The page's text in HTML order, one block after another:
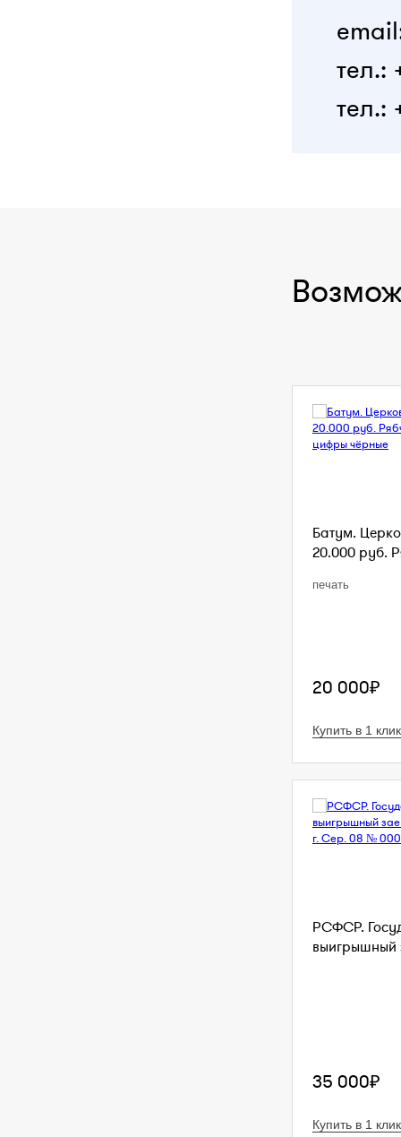
тел.:
тел.:
Батум.
20.000 руб.
печать
20 000₽
Купить в 1 клик
РСФСР.
выигрышный
35 000₽
Купить в 1 клик